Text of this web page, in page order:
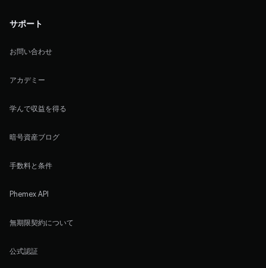
サポート
お問い合わせ
アカデミー
学んで収益を得る
暗号資産ブログ
手数料と条件
Phemex API
無期限契約について
公式認証